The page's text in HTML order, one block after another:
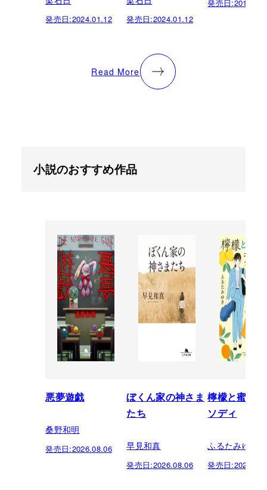
発売日:2024.01.12 発売日:2024.01.12
発売日:
Read More
小説のおすすめ作品
悪夢遊戯
桑野和明
発売日:2026.08.06
ぼくん家の神さま
たち
早見和真
発売日:2026.08.06
檸檬と蜜柑
ソディ
ふるたみゆき
発売日: